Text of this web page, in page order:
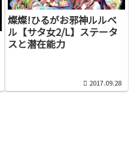
燦燦!ひるがお邪神ルルベ
ル【サタ女2/L】ステータ
スと潜在能力
2017.09.28